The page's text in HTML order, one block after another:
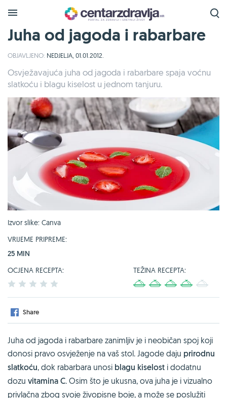
Juha od jagoda i rabarbare
OBJAVLJENO: NEDJELJA, 01.01.2012.
Osvježavajuća juha od jagoda i rabarbare spaja voćnu
slatkoću i blagu kiselost u jednom tanjuru.
Izvor slike: Canva
VRIJEME PRIPREME:
25 MIN
OCJENA RECEPTA:
2 3 4
TEŽINA RECEPTA:
4
Share
Juha od jagoda i rabarbare zanimljiv je i neobičan spoj koji
donosi pravo osvježenje na vaš stol. Jagode daju prirodnu
slatkoću, dok rabarbara unosi blagu kiselost i dodatnu
dozu vitamina C. Osim što je ukusna, ova juha je i vizualno
privlačna zbog svoje živopisne boje, a može se poslužiti